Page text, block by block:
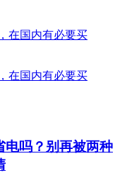
电吗？别再被两种